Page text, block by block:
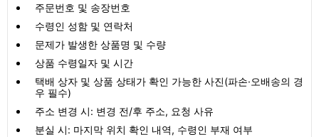
주문번호 및 송장번호
수령인 성함 및 연락처
문제가 발생한 상품명 및 수량
상품 수령일자 및 시간
택배 상자 및 상품 상태가 확인 가능한 사진(파손·오배송의 경
우 필수)
주소 변경 시: 변경 전/후 주소, 요청 사유
분실 시: 마지막 위치 확인 내역, 수령인 부재 여부